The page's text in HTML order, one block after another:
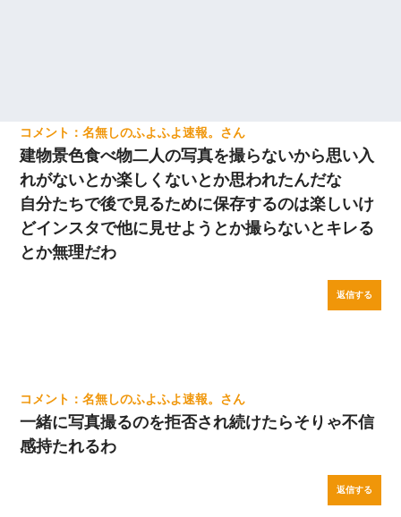
名無しのふよふよ速報。
建物景色食べ物二人の写真を撮らないから思い入
れがないとか楽しくないとか思われたんだな
自分たちで後で見るために保存するのは楽しいけ
どインスタで他に見せようとか撮らないとキレる
とか無理だわ
返信する
名無しのふよふよ速報。
一緒に写真撮るのを拒否され続けたらそりゃ不信
感持たれるわ
返信する